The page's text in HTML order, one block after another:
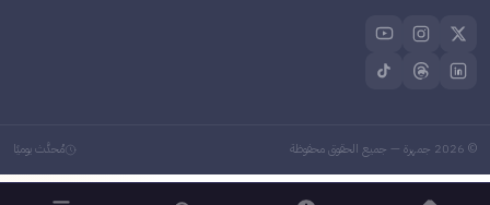
©
2026 جمهرة — جميع الحقوق محفوظة مُحدَّث يوميًا